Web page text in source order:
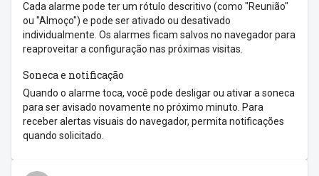
Cada alarme pode ter um rótulo descritivo (como "Reunião"
ou "Almoço") e pode ser ativado ou desativado
individualmente. Os alarmes ficam salvos no navegador para
reaproveitar a configuração nas próximas visitas.
Soneca e notificação
Quando o alarme toca, você pode desligar ou ativar a soneca
para ser avisado novamente no próximo minuto. Para
receber alertas visuais do navegador, permita notificações
quando solicitado.